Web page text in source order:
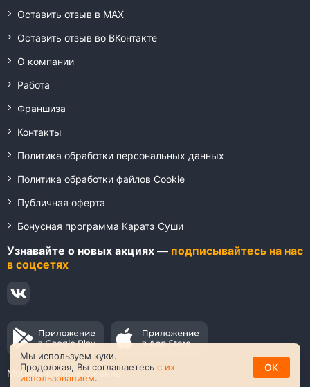
Оставить отзыв в MAX
Оставить отзыв во ВКонтакте
О компании
Работа
Франшиза
Контакты
Политика обработки персональных данных
Политика обработки файлов Cookie
Публичная оферта
Бонусная программа Каратэ Суши
Узнавайте о новых акциях — подписывайтесь на нас
в соцсетях
Мобильное приложение
Мы используем куки.
Продолжая, Вы соглашаетесь с их
использованием.
OK